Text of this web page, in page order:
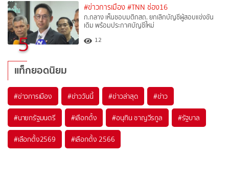
5
#ข่าวการเมือง #TNN ช่อง16
ก.กลาง เห็นชอบมติกสถ. ยกเลิกบัญชีผู้สอบแข่งขัน
เดิม พร้อมประกาศบัญชีใหม่
12
แท็กยอดนิยม
#ข่าวการเมือง #ข่าววันนี้ #ข่าวล่าสุด #ข่าว
#นายกรัฐมนตรี #เลือกตั้ง #อนุทิน ชาญวีรกูล #รัฐบาล
#เลือกตั้ง2569 #เลือกตั้ง 2566